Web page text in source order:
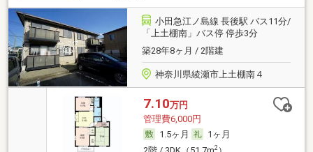
小田急江ノ島線 長後駅 バス11分/
「上土棚南」バス停 停歩3分
築28年8ヶ月 / 2階建
神奈川県綾瀬市上土棚南４
7.10万円
管理費6,000円
1.5ヶ月
1ヶ月
2